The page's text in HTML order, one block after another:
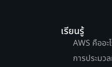
เรียนรู้
AWS คืออะ
การประมว